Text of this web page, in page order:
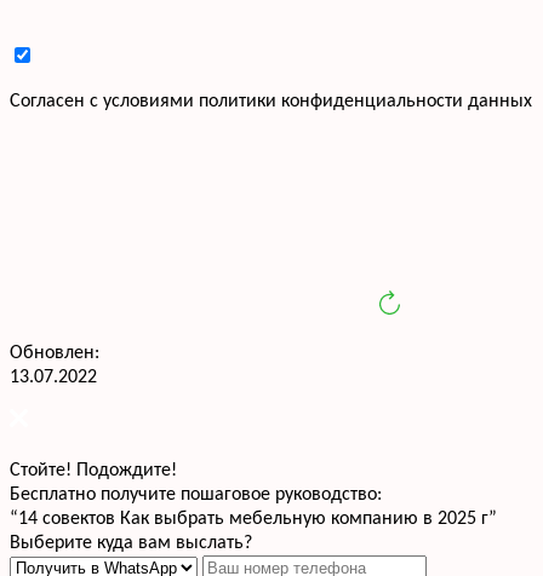
Cогласен с условиями политики конфиденциальности данных
Обновлен:
13.07.2022
Стойте! Подождите!
Бесплатно получите пошаговое руководство:
“14 совектов Как выбрать мебельную компанию в 2025 г”
Выберите куда вам выслать?